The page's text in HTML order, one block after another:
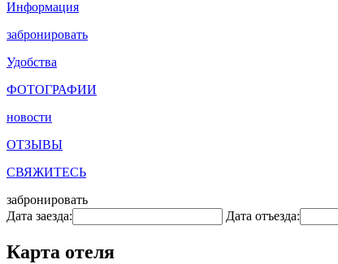
Информация
забронировать
Удобства
ФОТОГРАФИИ
новости
ОТЗЫВЫ
СВЯЖИТЕСЬ
забронировать
Дата заезда:
Дата отъезда:
Карта отеля